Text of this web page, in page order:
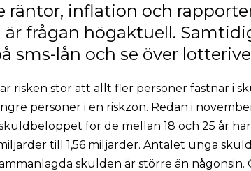
räntor, inflation och
frågan högaktuell.
sms-lån och se över
risken stor att allt fler personer fastnar i
personer i en riskzon. Redan i
för de mellan 18 och 25 år
miljarder till 1,56 miljarder. Antalet unga
skulden är större än någonsin.